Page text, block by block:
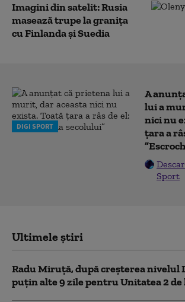
Imagini din satelit: Rusia
masează trupe la granița
cu Finlanda și Suedia
DIGI SPORT
A
lui a
nici nu
țara a
Sport
Ultimele știri
Radu Miruță, după creșterea nivelul
puțin alte 9 zile pentru Unitatea 2 de